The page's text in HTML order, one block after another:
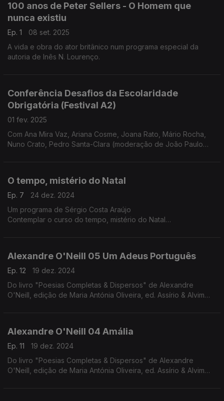
100 anos de Peter Sellers - O Homem que
nunca existiu
Ep. 1
08 set. 2025
A vida e obra do ator britânico num programa especial da
autoria de Inês N. Lourenço.
Conferência Desafios da Escolaridade
Obrigatória (Festival A2)
01 fev. 2025
Com Ana Mira Vaz, Ariana Cosme, Joana Rato, Mário Rocha,
Nuno Crato, Pedro Santa-Clara (moderação de João Paulo
O tempo, mistério do Natal
Ep. 7
24 dez. 2024
Um programa de Sérgio Costa Araújo
Contemplar o curso do tempo, mistério do Natal
pouco mais além.
Nesta jornada, debaixo de nuvens chuviscosas, os dias vão
procissões de gente mascarada, iluminadas por fogos, velas e
santos. Vamos contemplar tudo isto na privacidade do tempo
Alexandre O'Neill 05 Um Adeus Português
Ep. 12
19 dez. 2024
Do livro "Poesias Completas & Dispersos" de Alexandre
O'Neill, edição de Maria Antónia Oliveira, ed. Assírio & Alvim
Alexandre O'Neill 04 Amália
Ep. 11
19 dez. 2024
Do livro "Poesias Completas & Dispersos" de Alexandre
O'Neill, edição de Maria Antónia Oliveira, ed. Assírio & Alvim